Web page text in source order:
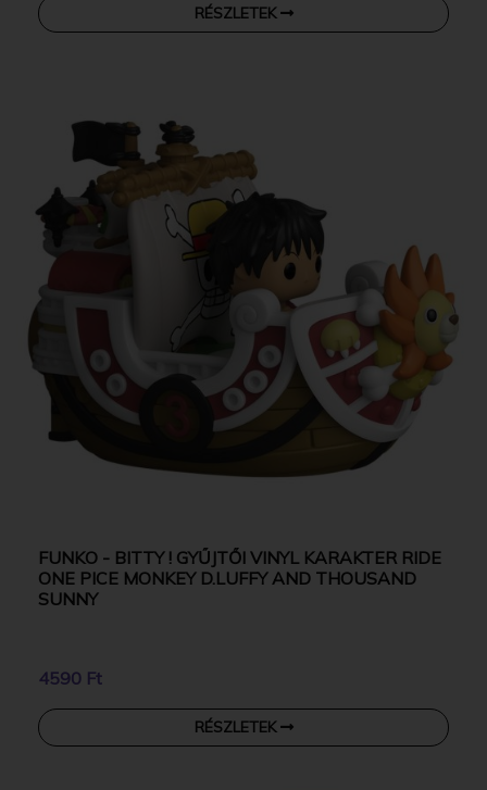
RÉSZLETEK
FUNKO - BITTY ! GYŰJTŐI VINYL KARAKTER RIDE
ONE PICE MONKEY D.LUFFY AND THOUSAND
SUNNY
4590 Ft
RÉSZLETEK